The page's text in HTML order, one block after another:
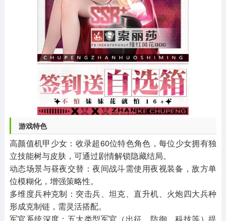
游戏特色
高颜值机甲少女：收录超60位特色角色，每位少女拥有独
立技能树与皮肤，可通过剧情解锁隐藏结局。
动态场景与昼夜交替：夜间战斗需使用夜视装备，敌方单
位模糊化，增强策略性。
多维度兵种克制：突击兵、坦克、直升机、火炮四大兵种
形成克制链，需灵活搭配。